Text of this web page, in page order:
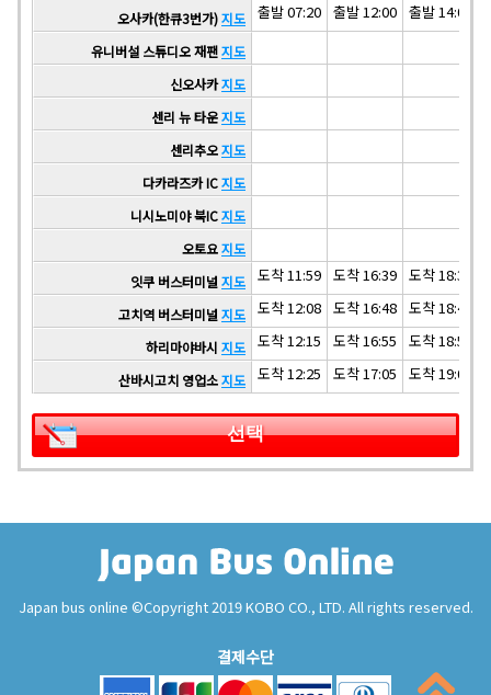
오사카(한큐3번가)지도 출발 07:20 출발 12:00 출발 14:00
유니버설 스튜디오 재팬지도
신오사카지도
센리 뉴 타운지도
센리추오지도
다카라즈카 IC지도
니시노미야 북IC지도
오토요지도
잇쿠 버스터미널 지도 도착 11:59 도착 16:39 도착 18:39
고치역 버스터미널 지도 도착 12:08 도착 16:48 도착 18:48
하리마야바시 지도 도착 12:15 도착 16:55 도착 18:55
산바시고치 영업소지도 도착 12:25 도착 17:05 도착 19:05
선택
Japan bus online ©Copyright 2019 KOBO CO., LTD. All rights reserved.
결제수단